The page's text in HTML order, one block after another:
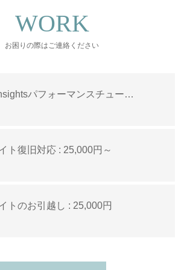
WORK
お困りの際はご連絡ください
パフォーマンスチュー…
ト復旧対応 : 25,000円～
トのお引越し : 25,000円